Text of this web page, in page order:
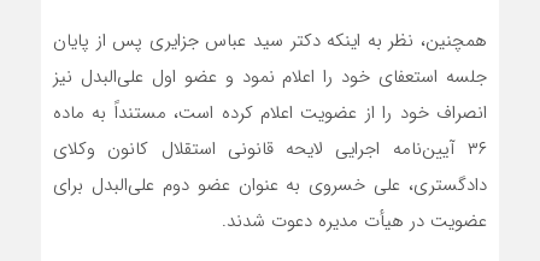
همچنین، نظر به اینکه دکتر سید عباس جزایری پس از پایان
جلسه استعفای خود را اعلام نمود و عضو اول علی‌البدل نیز
انصراف خود را از عضویت اعلام کرده است، مستنداً به ماده
۳۶ آیین‌نامه اجرایی لایحه قانونی استقلال کانون وکلای
دادگستری، علی خسروی به عنوان عضو دوم علی‌البدل برای
عضویت در هیأت مدیره دعوت شدند.